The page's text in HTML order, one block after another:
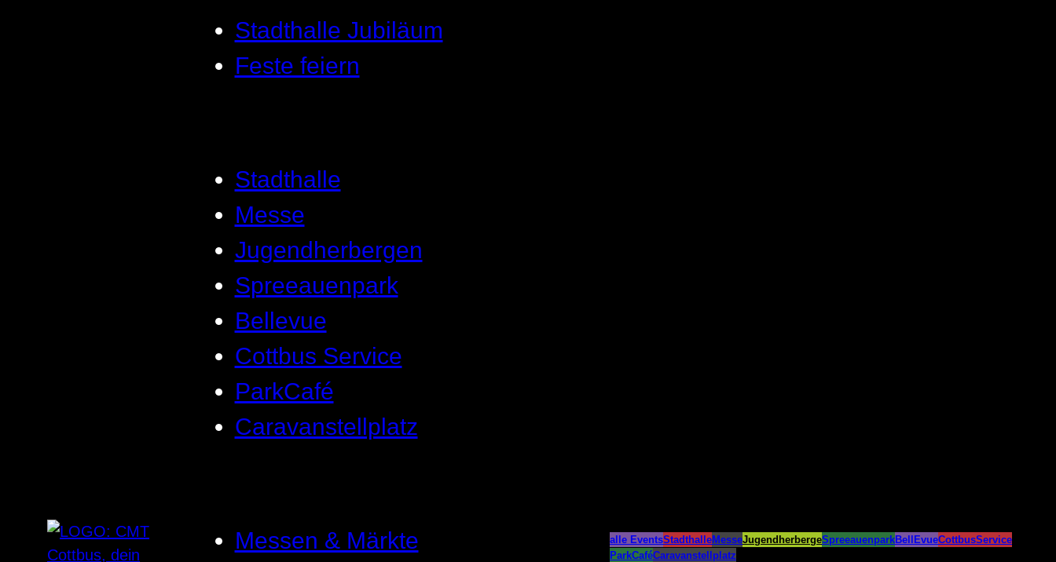
Stadthalle Jubiläum
Feste feiern
Stadthalle
Messe
Jugendherbergen
Spreeauenpark
Bellevue
Cottbus Service
ParkCafé
Caravanstellplatz
Messen & Märkte
alle EventsStadthalleMesseJugendherbergeSpreeauenparkBellEvueCottbusService
ParkCaféCaravanstellplatz